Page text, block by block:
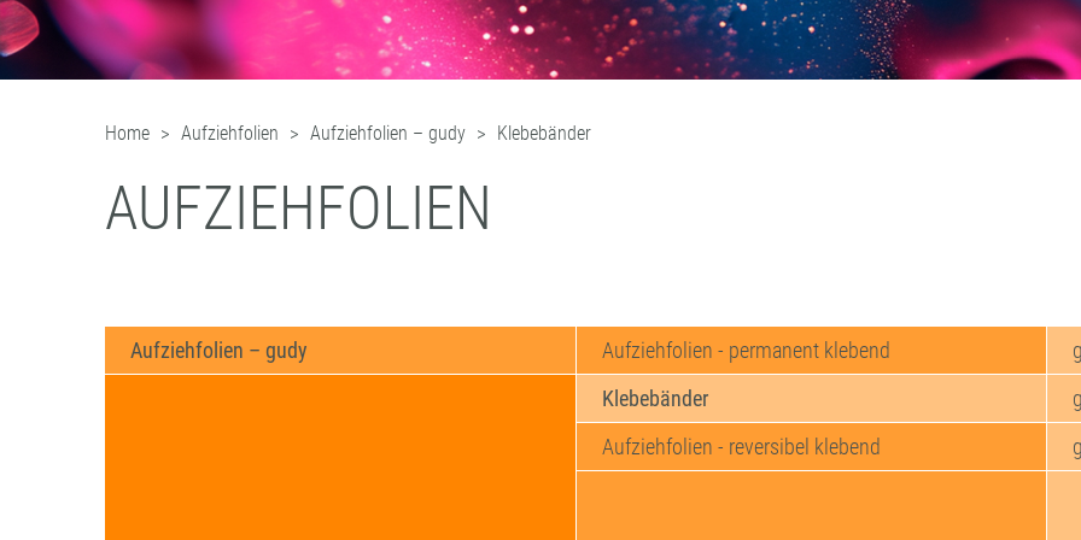
Home Aufziehfolien Aufziehfolien – gudy Klebebänder
AUFZIEHFOLIEN
Aufziehfolien – gudy
Aufziehfolien - permanent klebend
Klebebänder
Aufziehfolien - reversibel klebend